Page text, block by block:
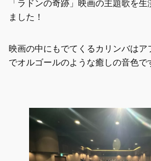
「ラドンの奇跡」映画の主題歌を
ました！
映画の中にもでてくるカリンバはア
でオルゴールのような癒しの音色で